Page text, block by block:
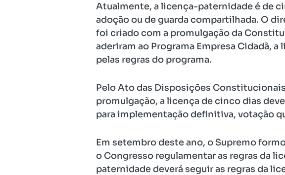
Atualmente, a licença-paternidade é de
adoção ou de guarda compartilhada. O
foi criado com a promulgação da
aderiram ao Programa Empresa Cidadã,
pelas regras do programa.
Pelo Ato das Disposições
promulgação, a licença de cinco dias
para implementação definitiva, votação
Em setembro deste ano, o Supremo
o Congresso regulamentar as regras da
paternidade deverá seguir as regras da